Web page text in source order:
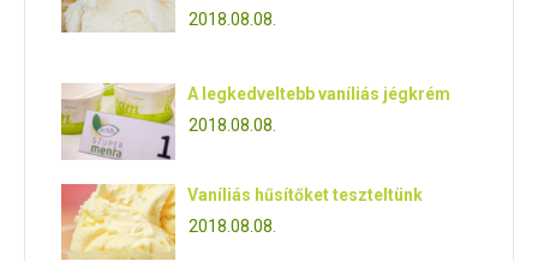
2018.08.08.
A legkedveltebb vaníliás jégkrém
2018.08.08.
Vaníliás hűsítőket teszteltünk
2018.08.08.